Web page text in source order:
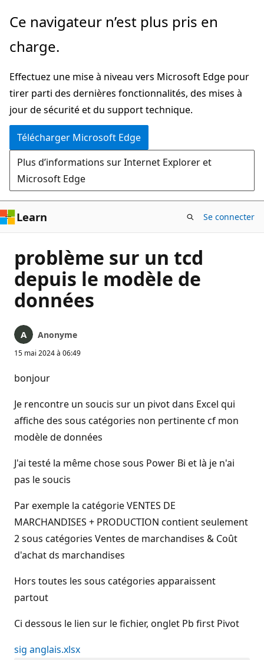
Passer
directement
au
principal
Ce navigateur n’est plus pris en
charge.
Effectuez une mise à niveau vers Microsoft Edge pour
tirer parti des dernières fonctionnalités, des mises à
jour de sécurité et du support technique.
Télécharger Microsoft Edge
Plus d’informations sur Internet Explorer et
Microsoft Edge
Learn Se connecter
problème sur un tcd
depuis le modèle de
données
Anonyme
15 mai 2024 à 06:49
bonjour
Je rencontre un soucis sur un pivot dans Excel qui
affiche des sous catégories non pertinente cf mon
modèle de données
J'ai testé la même chose sous Power Bi et là je n'ai
pas le soucis
Par exemple la catégorie VENTES DE
MARCHANDISES + PRODUCTION contient seulement
2 sous catégories Ventes de marchandises & Coût
d'achat ds marchandises
Hors toutes les sous catégories apparaissent
partout
Ci dessous le lien sur le fichier, onglet Pb first Pivot
sig anglais.xlsx